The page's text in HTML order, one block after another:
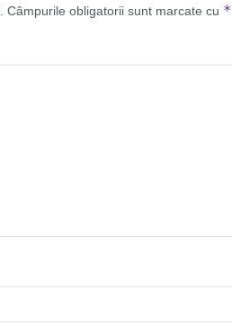
Câmpurile obligatorii sunt marcate cu *